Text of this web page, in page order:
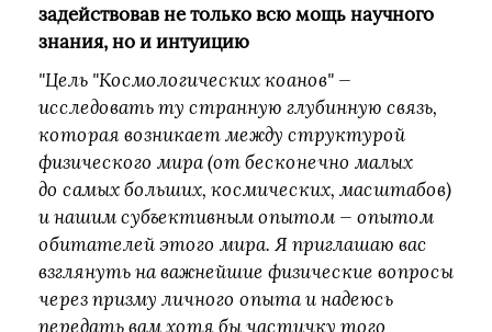
задействовав не только всю мощь научного
знания, но и интуицию
"Цель "Космологических коанов" —
исследовать ту странную глубинную связь,
которая возникает между структурой
физического мира (от бесконечно малых
до самых больших, космических, масштабов)
и нашим субъективным опытом — опытом
обитателей этого мира. Я приглашаю вас
взглянуть на важнейшие физические вопросы
через призму личного опыта и надеюсь
передать вам хотя бы частичку того